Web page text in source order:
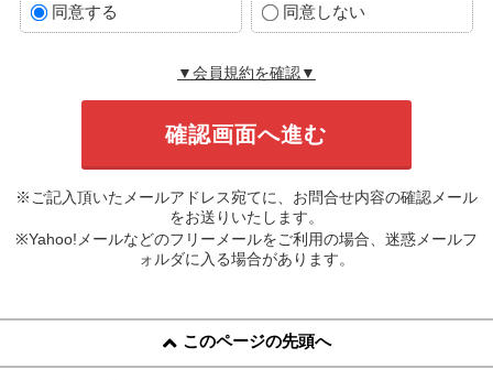
同意する 同意しない
▼会員規約を確認▼
※ご記入頂いたメールアドレス宛てに、お問合せ内容の確認メール
をお送りいたします。
※Yahoo!メールなどのフリーメールをご利用の場合、迷惑メールフ
ォルダに入る場合があります。
このページの先頭へ